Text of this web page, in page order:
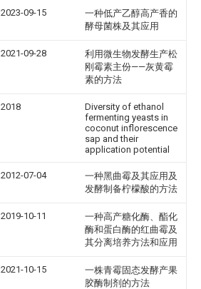
2023-09-15
一种低产乙醇高产香的
酵母菌株及其应用
2021-09-28
利用微生物发酵生产松
刚霉素主份——灰黄霉
素的方法
2018
Diversity of ethanol
fermenting yeasts in
coconut inflorescence
sap and their
application potential
2012-07-04
一种黑曲霉及其应用及
发酵制备柠檬酸的方法
2019-10-11
一种高产糖化酶、酯化
酶和蛋白酶的红曲霉及
其分离培养方法和应用
2021-10-15
一株青霉固态发酵产果
胶酶制剂的方法